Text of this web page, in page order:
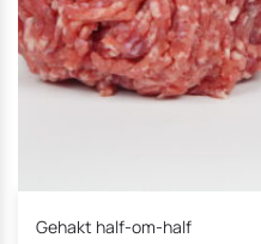
Gehakt half-om-half